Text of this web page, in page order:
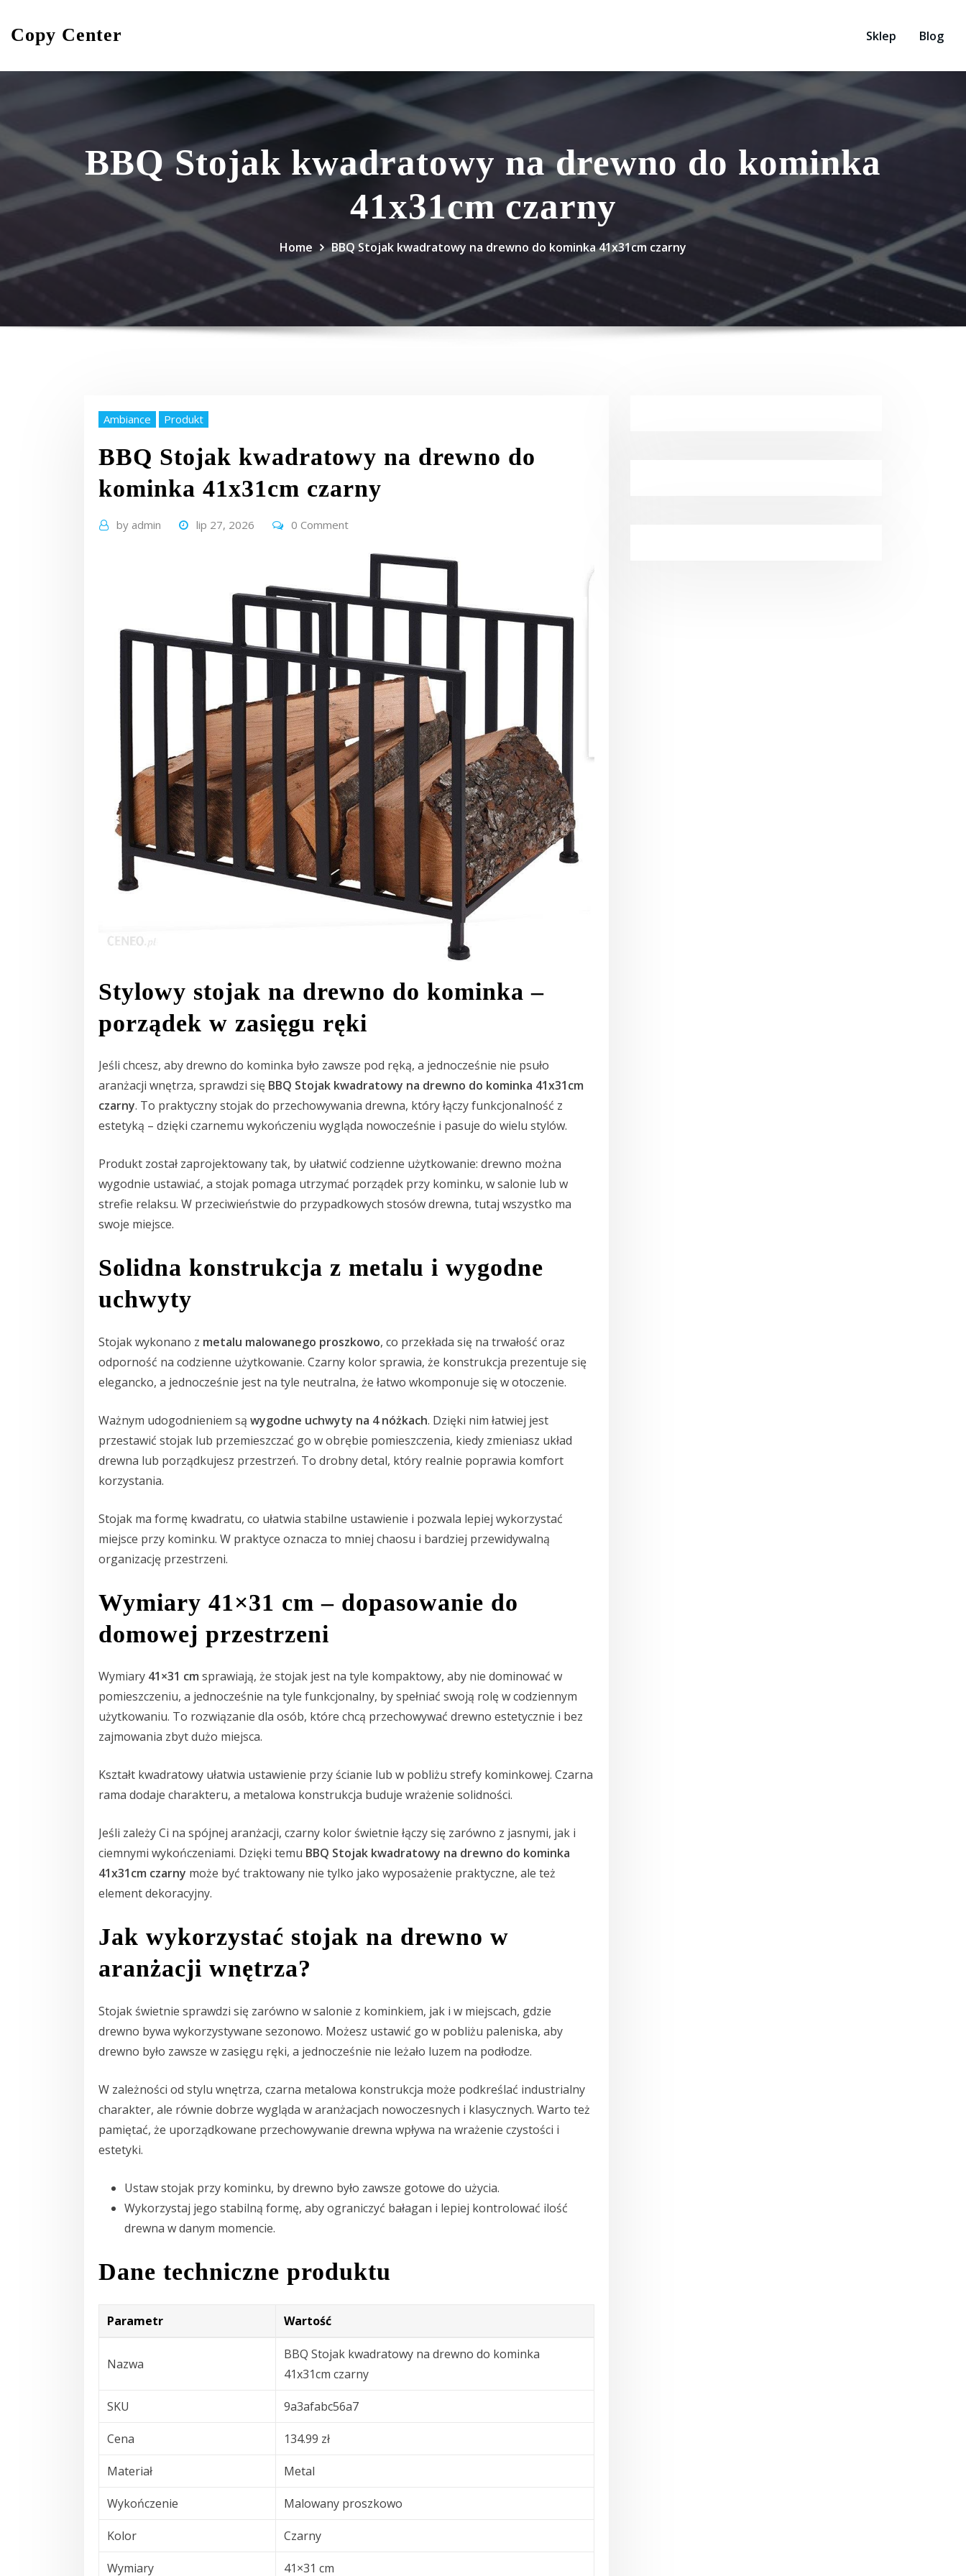
content
Copy Center Sklep Blog
BBQ Stojak kwadratowy na drewno do kominka
41x31cm czarny
Home BBQ Stojak kwadratowy na drewno do kominka 41x31cm czarny
Ambiance Produkt
BBQ Stojak kwadratowy na drewno do
kominka 41x31cm czarny
by admin lip 27, 2026 0 Comment
Stylowy stojak na drewno do kominka –
porządek w zasięgu ręki
Jeśli chcesz, aby drewno do kominka było zawsze pod ręką, a jednocześnie nie psuło
aranżacji wnętrza, sprawdzi się BBQ Stojak kwadratowy na drewno do kominka 41x31cm
czarny. To praktyczny stojak do przechowywania drewna, który łączy funkcjonalność z
estetyką – dzięki czarnemu wykończeniu wygląda nowocześnie i pasuje do wielu stylów.
Produkt został zaprojektowany tak, by ułatwić codzienne użytkowanie: drewno można
wygodnie ustawiać, a stojak pomaga utrzymać porządek przy kominku, w salonie lub w
strefie relaksu. W przeciwieństwie do przypadkowych stosów drewna, tutaj wszystko ma
swoje miejsce.
Solidna konstrukcja z metalu i wygodne
uchwyty
Stojak wykonano z metalu malowanego proszkowo, co przekłada się na trwałość oraz
odporność na codzienne użytkowanie. Czarny kolor sprawia, że konstrukcja prezentuje się
elegancko, a jednocześnie jest na tyle neutralna, że łatwo wkomponuje się w otoczenie.
Ważnym udogodnieniem są wygodne uchwyty na 4 nóżkach. Dzięki nim łatwiej jest
przestawić stojak lub przemieszczać go w obrębie pomieszczenia, kiedy zmieniasz układ
drewna lub porządkujesz przestrzeń. To drobny detal, który realnie poprawia komfort
korzystania.
Stojak ma formę kwadratu, co ułatwia stabilne ustawienie i pozwala lepiej wykorzystać
miejsce przy kominku. W praktyce oznacza to mniej chaosu i bardziej przewidywalną
organizację przestrzeni.
Wymiary 41×31 cm – dopasowanie do
domowej przestrzeni
Wymiary 41×31 cm sprawiają, że stojak jest na tyle kompaktowy, aby nie dominować w
pomieszczeniu, a jednocześnie na tyle funkcjonalny, by spełniać swoją rolę w codziennym
użytkowaniu. To rozwiązanie dla osób, które chcą przechowywać drewno estetycznie i bez
zajmowania zbyt dużo miejsca.
Kształt kwadratowy ułatwia ustawienie przy ścianie lub w pobliżu strefy kominkowej. Czarna
rama dodaje charakteru, a metalowa konstrukcja buduje wrażenie solidności.
Jeśli zależy Ci na spójnej aranżacji, czarny kolor świetnie łączy się zarówno z jasnymi, jak i
ciemnymi wykończeniami. Dzięki temu BBQ Stojak kwadratowy na drewno do kominka
41x31cm czarny może być traktowany nie tylko jako wyposażenie praktyczne, ale też
element dekoracyjny.
Jak wykorzystać stojak na drewno w
aranżacji wnętrza?
Stojak świetnie sprawdzi się zarówno w salonie z kominkiem, jak i w miejscach, gdzie
drewno bywa wykorzystywane sezonowo. Możesz ustawić go w pobliżu paleniska, aby
drewno było zawsze w zasięgu ręki, a jednocześnie nie leżało luzem na podłodze.
W zależności od stylu wnętrza, czarna metalowa konstrukcja może podkreślać industrialny
charakter, ale równie dobrze wygląda w aranżacjach nowoczesnych i klasycznych. Warto też
pamiętać, że uporządkowane przechowywanie drewna wpływa na wrażenie czystości i
estetyki.
Ustaw stojak przy kominku, by drewno było zawsze gotowe do użycia.
Wykorzystaj jego stabilną formę, aby ograniczyć bałagan i lepiej kontrolować ilość
drewna w danym momencie.
Dane techniczne produktu
Parametr Wartość
Nazwa
BBQ Stojak kwadratowy na drewno do kominka
41x31cm czarny
SKU 9a3afabc56a7
Cena 134.99 zł
Materiał Metal
Wykończenie Malowany proszkowo
Kolor Czarny
Wymiary 41×31 cm